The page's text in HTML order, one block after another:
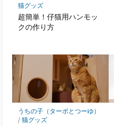
猫グッズ
超簡単！仔猫用ハンモッ
クの作り方
うちの子（ターボとつーゆ）
/猫グッズ